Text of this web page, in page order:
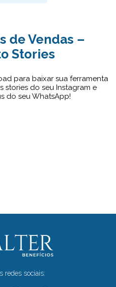
de Vendas –
Stories
para baixar sua ferramenta
stories do seu Instagram e
do seu WhatsApp!
redes sociais: